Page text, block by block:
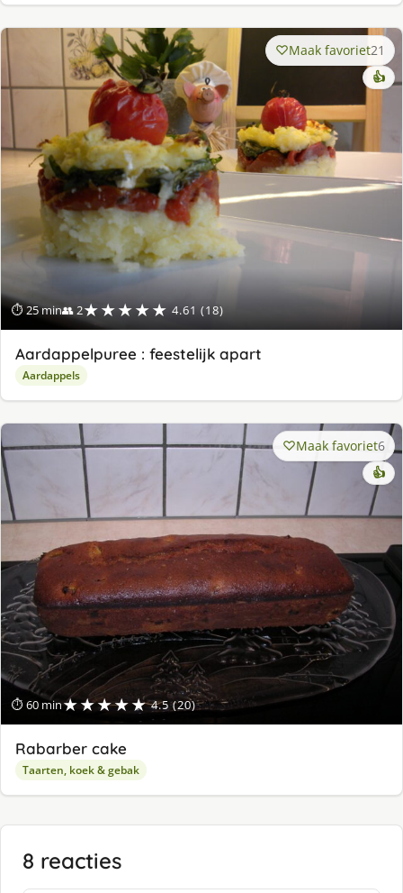
⏱ 25 min👥 2★★★★★ 4.61 (18)
Maak favoriet21
👍
Aardappelpuree : feestelijk apart
Aardappels
⏱ 60 min★★★★★ 4.5 (20)
Maak favoriet6
👍
Rabarber cake
Taarten, koek & gebak
8 reacties